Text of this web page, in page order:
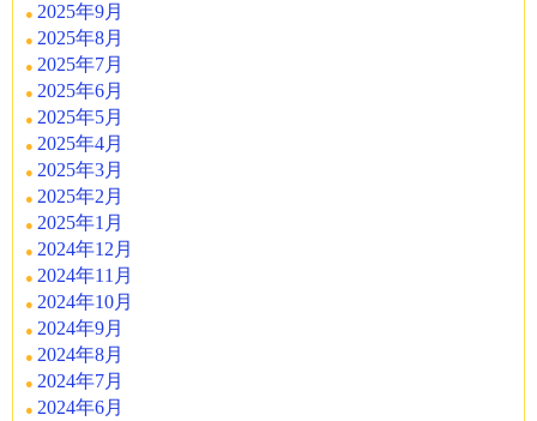
2025年9月
2025年8月
2025年7月
2025年6月
2025年5月
2025年4月
2025年3月
2025年2月
2025年1月
2024年12月
2024年11月
2024年10月
2024年9月
2024年8月
2024年7月
2024年6月